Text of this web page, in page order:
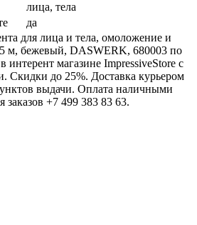
лица, тела
да
для лица и тела, омоложение и
5 м, бежевый, DASWERK, 680003 по
интерент магазине ImpressiveStore с
Скидки до 25%. Доставка курьером
выдачи. Оплата наличными
заказов +7 499 383 83 63.